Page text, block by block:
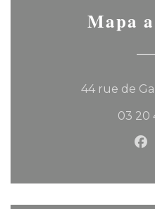
Mapa
44 rue de
03 20